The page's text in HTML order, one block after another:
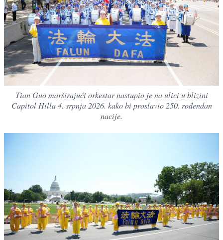
Tian Guo marširajući orkestar nastupio je na ulici u blizini
Capitol Hilla 4. srpnja 2026. kako bi proslavio 250. rođendan
nacije.